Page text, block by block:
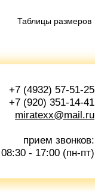
Таблицы размеров
+7 (4932) 57-51-25
+7 (920) 351-14-41
miratexx@mail.ru
прием звонков:
08:30 - 17:00 (пн-пт)